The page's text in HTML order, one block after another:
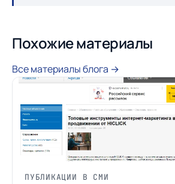
Похожие материалы
Все материалы блога →
ПУБЛИКАЦИИ В СМИ